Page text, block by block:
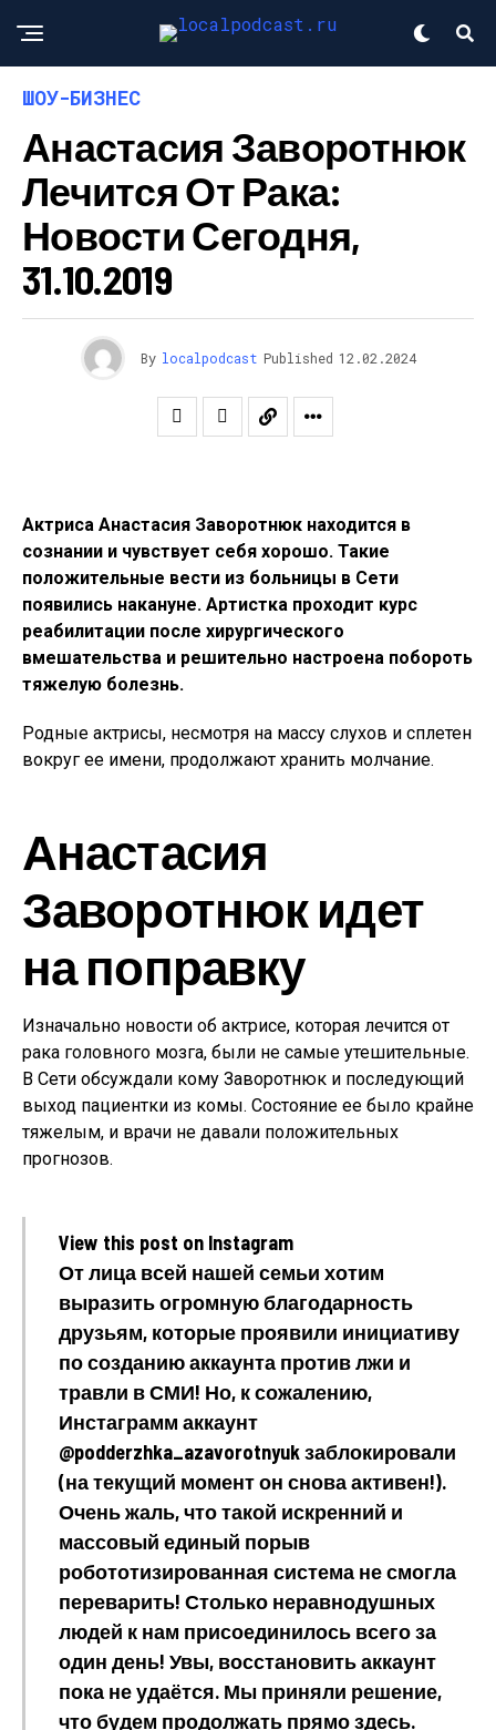
ШОУ-БИЗНЕС
Анастасия Заворотнюк
Лечится От Рака:
Новости Сегодня,
31.10.2019
By localpodcast Published 12.02.2024
Актриса Анастасия Заворотнюк находится в
сознании и чувствует себя хорошо. Такие
положительные вести из больницы в Сети
появились накануне. Артистка проходит курс
реабилитации после хирургического
вмешательства и решительно настроена побороть
тяжелую болезнь.
Родные актрисы, несмотря на массу слухов и сплетен
вокруг ее имени, продолжают хранить молчание.
Анастасия
Заворотнюк идет
на поправку
Изначально новости об актрисе, которая лечится от
рака головного мозга, были не самые утешительные.
В Сети обсуждали кому Заворотнюк и последующий
выход пациентки из комы. Состояние ее было крайне
тяжелым, и врачи не давали положительных
прогнозов.
View this post on Instagram
От лица всей нашей семьи хотим
выразить огромную благодарность
друзьям, которые проявили инициативу
по созданию аккаунта против лжи и
травли в СМИ! Но, к сожалению,
Инстаграмм аккаунт
@podderzhka_azavorotnyuk заблокировали
(на текущий момент он снова активен!).
Очень жаль, что такой искренний и
массовый единый порыв
робототизированная система не смогла
переварить! Столько неравнодушных
людей к нам присоединилось всего за
один день! Увы, восстановить аккаунт
пока не удаётся. Мы приняли решение,
что будем продолжать прямо здесь.